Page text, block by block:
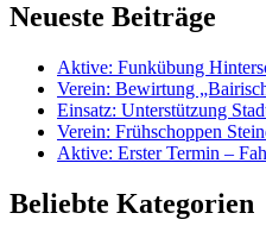
Neueste Beiträge
Aktive: Funkübung
Verein: Bewirtung
Einsatz: Unterstützung
Verein: Frühschoppen
Aktive: Erster Termin –
Beliebte Kategorien